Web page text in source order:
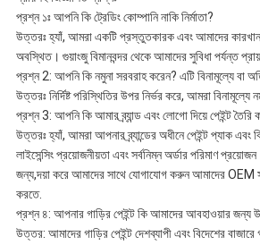
প্রশ্ন ১ঃ আপনি কি ট্রেডিং কোম্পানি নাকি নির্মাতা?
উত্তরঃ হ্যাঁ, আমরা একটি প্রস্তুতকারক এবং আমাদের
অবস্থিত। গুয়াংজু বিমানবন্দর থেকে আমাদের সুবিধা পর্যন্ত
প্রশ্ন 2: আপনি কি নমুনা সরবরাহ করেন? এটি বিনামূল্যে বা
উত্তরঃ নির্দিষ্ট পরিস্থিতির উপর নির্ভর করে, আমরা বিনামূল্যে
প্রশ্ন 3: আপনি কি আমার ব্র্যান্ড এবং লোগো দিয়ে পেইন্ট তৈরি
উত্তরঃ হ্যাঁ, আমরা আপনার ব্র্যান্ডের অধীনে পেইন্ট প্যাক এবং
লাইসেন্সিং প্রয়োজনীয়তা এবং সর্বনিম্ন অর্ডার পরিমাণ
জন্য,দয়া করে আমাদের সাথে যোগাযোগ করুন আমাদের OEM
করতে.
প্রশ্ন ৪: আপনার গাড়ির পেইন্ট কি আমাদের আবহাওয়ার জন্য
উত্তর: আমাদের গাড়ির পেইন্ট দেশব্যাপী এবং বিদেশের বাজারে